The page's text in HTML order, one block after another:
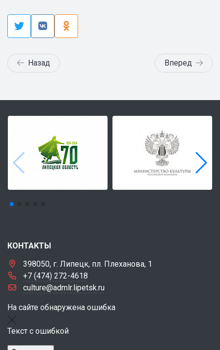
Назад Вперед
КОНТАКТЫ
398050, г. Липецк, пл. Плеханова, 1
+7 (474) 272-4618
culture@admlr.lipetsk.ru
На сайте обнаружена ошибка
Текст с ошибкой